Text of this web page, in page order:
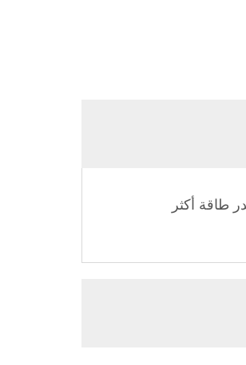
طاقة أكثر